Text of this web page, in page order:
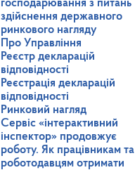
господарювання з питань
здійснення державного
ринкового нагляду
Про Управління
Реєстр декларацій
відповідності
Реєстрація декларацій
відповідності
Ринковий нагляд
Сервіс «інтерактивний
інспектор» продовжує
роботу. Як працівникам та
роботодавцям отримати